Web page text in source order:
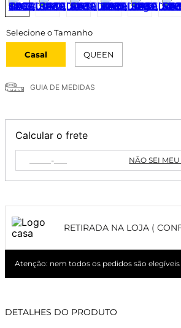
Casal QUEEN
GUIA DE MEDIDAS
Calcular o frete
NÃO SEI MEU
RETIRADA NA LOJA (
Atenção: nem todos os pedidos são
DETALHES DO PRODUTO